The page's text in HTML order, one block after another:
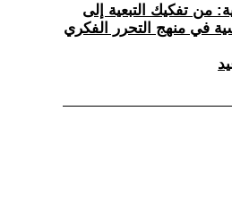
من تفكيك التبعية إلى
في منهج التحرر الفكري